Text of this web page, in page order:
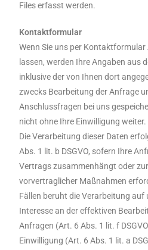
Files erfasst werden.
Kontaktformular
Wenn Sie uns per
lassen, werden Ihre Angaben aus
inklusive der von Ihnen dort
zwecks Bearbeitung der Anfrage
Anschlussfragen bei uns
nicht ohne Ihre Einwilligung weiter.
Die Verarbeitung dieser Daten
Abs. 1 lit. b DSGVO, sofern Ihre
Vertrags zusammenhängt oder
vorvertraglicher Maßnahmen
Fällen beruht die Verarbeitung auf
Interesse an der effektiven
Anfragen (Art. 6 Abs. 1 lit. f
Einwilligung (Art. 6 Abs. 1 lit. a